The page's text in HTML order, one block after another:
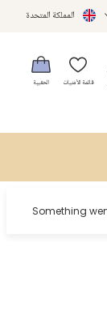
المملكة المتحدة
قائمة الأمنيات الحقيبة